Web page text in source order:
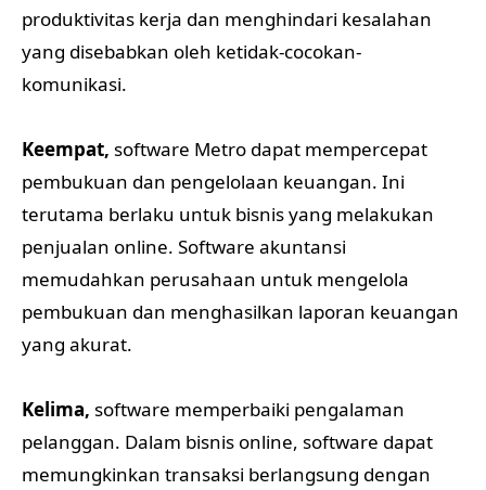
produktivitas kerja dan menghindari kesalahan
yang disebabkan oleh ketidak-cocokan-
komunikasi.
Keempat, software Metro dapat mempercepat
pembukuan dan pengelolaan keuangan. Ini
terutama berlaku untuk bisnis yang melakukan
penjualan online. Software akuntansi
memudahkan perusahaan untuk mengelola
pembukuan dan menghasilkan laporan keuangan
yang akurat.
Kelima, software memperbaiki pengalaman
pelanggan. Dalam bisnis online, software dapat
memungkinkan transaksi berlangsung dengan